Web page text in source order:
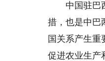
中国驻巴西
措，也是中巴
国关系产生
促进农业生产